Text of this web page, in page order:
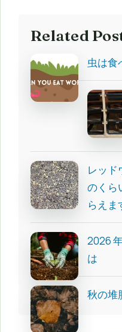
Related
虫は食
レッド
のくら
らえま
2026
は
秋の堆